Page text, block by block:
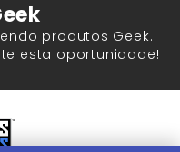
produtos Geek.
esta oportunidade!